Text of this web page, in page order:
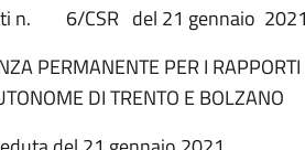
n. 6/CSR del 21 gennaio 2021
PERMANENTE PER I
DI TRENTO E BOLZANO